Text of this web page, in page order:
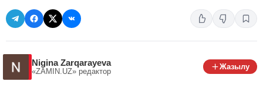
Nigina Zarqarayeva
«ZAMIN.UZ» редактор
Жазылу